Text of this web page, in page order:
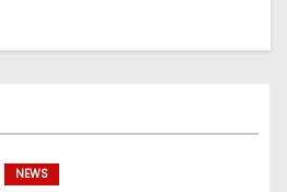
NEWS